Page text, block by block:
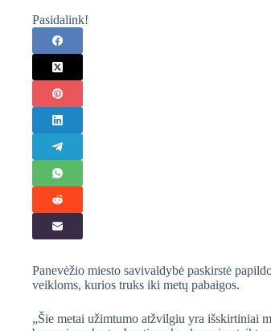
Pasidalink!
Panevėžio miesto savivaldybė paskirstė
veikloms, kurios truks iki metų pabaigos.
„Šie metai užimtumo atžvilgiu yra išskirtiniai